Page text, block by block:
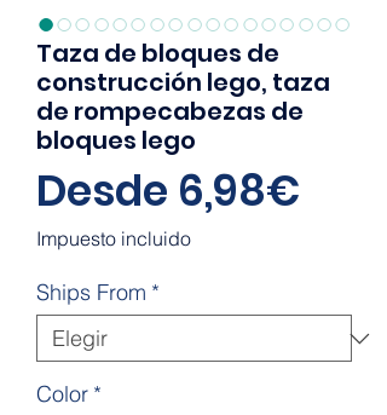
Taza de bloques de
construcción lego, taza
de rompecabezas de
bloques lego
Desde 6,98€
Impuesto incluido
Ships From *
Color *